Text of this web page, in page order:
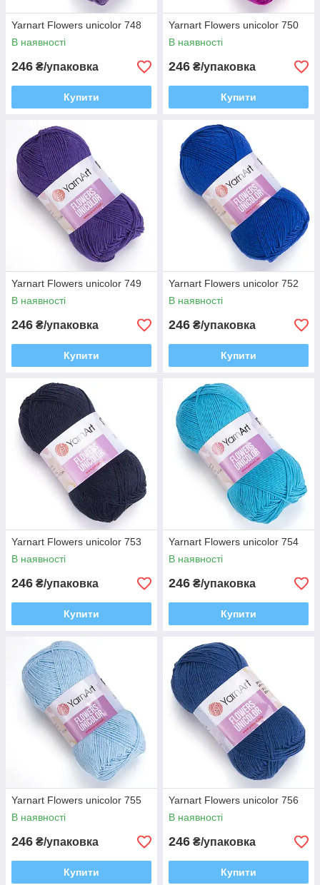
Yarnart Flowers unicolor 748
В наявності
246 ₴/упаковка
Купити
Yarnart Flowers unicolor 750
В наявності
246 ₴/упаковка
Купити
Yarnart Flowers unicolor 749
В наявності
246 ₴/упаковка
Купити
Yarnart Flowers unicolor 752
В наявності
246 ₴/упаковка
Купити
Yarnart Flowers unicolor 753
В наявності
246 ₴/упаковка
Купити
Yarnart Flowers unicolor 754
В наявності
246 ₴/упаковка
Купити
Yarnart Flowers unicolor 755
В наявності
246 ₴/упаковка
Купити
Yarnart Flowers unicolor 756
В наявності
246 ₴/упаковка
Купити